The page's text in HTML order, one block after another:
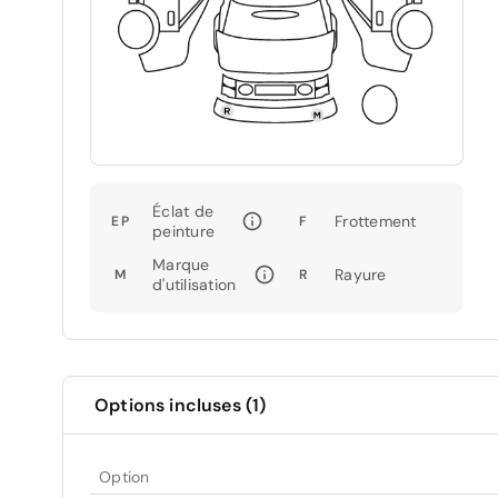
EP
Éclat de
peinture
F Frottement
M
Marque
d'utilisation
R Rayure
Options incluses (1)
Option